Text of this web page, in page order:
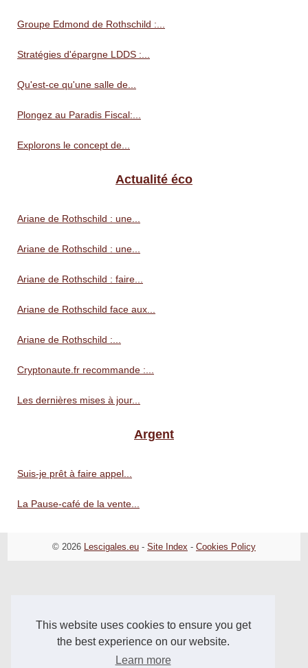
This website uses cookies to ensure you get
the best experience on our website.
Learn more
Groupe Edmond de Rothschild :...
Stratégies d'épargne LDDS :...
Qu'est-ce qu'une salle de...
Plongez au Paradis Fiscal:...
Explorons le concept de...
Actualité éco
Ariane de Rothschild : une...
Ariane de Rothschild : une...
Ariane de Rothschild : faire...
Ariane de Rothschild face aux...
Ariane de Rothschild :...
Cryptonaute.fr recommande :...
Les dernières mises à jour...
Argent
Suis-je prêt à faire appel...
La Pause-café de la vente...
© 2026 Lescigales.eu - Site Index - Cookies Policy